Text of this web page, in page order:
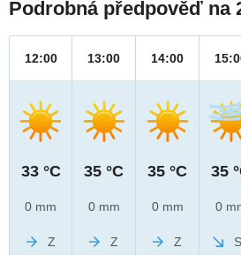
Podrobná předpověď na
12:00
33 °C
0 mm
Z
13:00
35 °C
0 mm
Z
14:00
35 °C
0 mm
Z
35
0